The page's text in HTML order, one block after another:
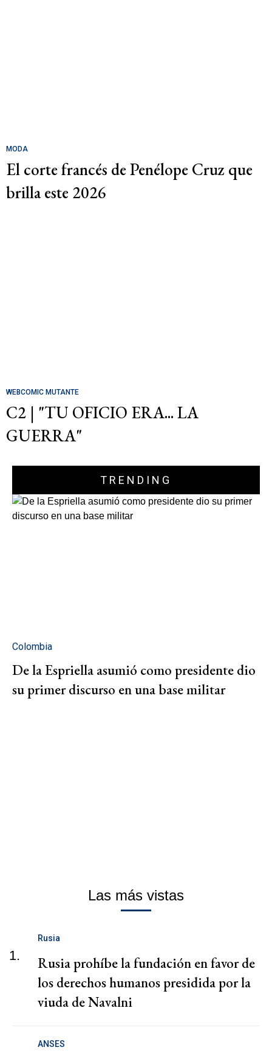
MODA
El corte francés de Penélope Cruz que
brilla este 2026
WEBCOMIC MUTANTE
C2 | "TU OFICIO ERA... LA
GUERRA"
TRENDING
Colombia
De la Espriella asumió como presidente dio
su primer discurso en una base militar
Las más vistas
1.
Rusia
Rusia prohíbe la fundación en favor de
los derechos humanos presidida por la
viuda de Navalni
ANSES